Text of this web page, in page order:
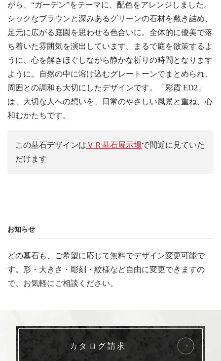
がら、“ガーデン”をテーマに、配色をアレンジしました。
シックなブラウンと深みあるグリーンの石材を敷き詰め、
足元に広がる庭園を思わせる色合いに。全体的に優美で落
ち着いた雰囲気を演出しています。まるで庭を散策するよ
うに、心を解きほぐしながら静かな祈りの時間となります
ように。自然の中に溶け込むグレートーンでまとめられ、
周囲との調和も大切にしたデザインです。「彩霞 ED2」
は、大切な人への想いを、日常のやさしい風景と重ね、心
和むかたちです。
この墓石デザインは ＶＲ墓石展示場で間近に見ていた
だけます
お知らせ
どの墓石も、ご希望に応じて無料でデザイン変更可能で
す。形・大きさ・彫刻・紋様など自由に変更できますの
で、お気軽にご相談ください。
カタログ請求